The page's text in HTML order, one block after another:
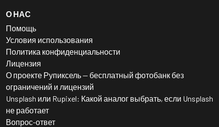
О НАС
Помощь
Условия использования
Политика конфиденциальности
Лицензия
О проекте Рупиксель — бесплатный фотобанк без
ограничений и лицензий
Unsplash или Rupixel: Какой аналог выбрать, если Unsplash
не работает
Вопрос-ответ